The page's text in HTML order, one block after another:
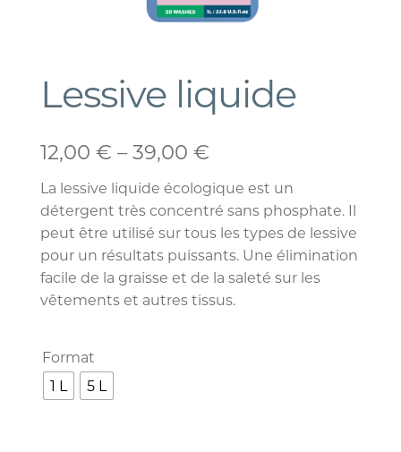
Lessive liquide
12,00 € –39,00 €
La lessive liquide écologique est un
détergent très concentré sans phosphate. Il
peut être utilisé sur tous les types de lessive
pour un résultats puissants. Une élimination
facile de la graisse et de la saleté sur les
vêtements et autres tissus.
Format
1 L
5 L